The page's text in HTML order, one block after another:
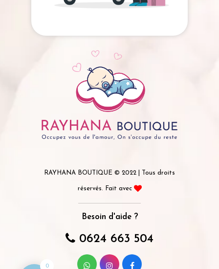
RAYHANA BOUTIQUE © 2022 | Tous droits
réservés. Fait avec
Besoin d'aide ?
0624 663 504
0